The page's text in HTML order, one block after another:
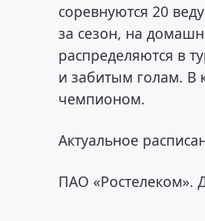
соревнуются 20
за сезон, на
распределяются в
и забитым голам. В
чемпионом.
Актуальное
ПАО «Ростелеком».